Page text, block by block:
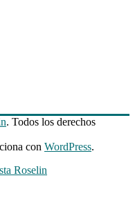
. Todos los derechos
con WordPress.
Roselin